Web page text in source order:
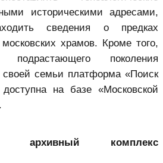
историческими адресами,
сведения о предках
храмов. Кроме того,
поколения
семьи платформа «Поиск
на базе «Московской
архивный комплекс